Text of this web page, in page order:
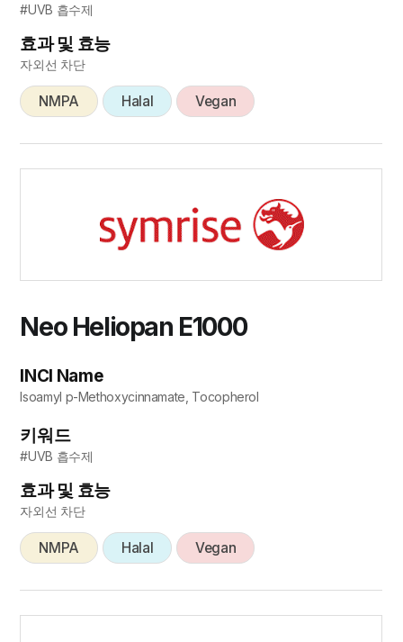
#UVB 흡수제
효과 및 효능
자외선 차단
NMPA Halal Vegan
Neo Heliopan E1000
INCI Name
Isoamyl p-Methoxycinnamate, Tocopherol
키워드
#UVB 흡수제
효과 및 효능
자외선 차단
NMPA Halal Vegan